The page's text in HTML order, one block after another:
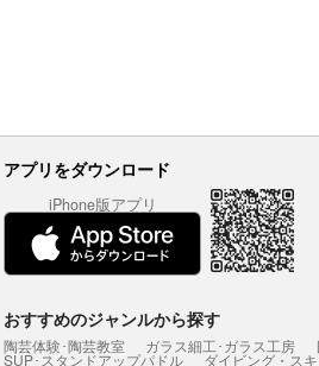
アプリをダウンロード
iPhone版アプリ
おすすめのジャンルから探す
陶芸体験･陶芸教室 ガラス細工･ガラス工房
SUP･スタンドアップパドル ダイビング・ス